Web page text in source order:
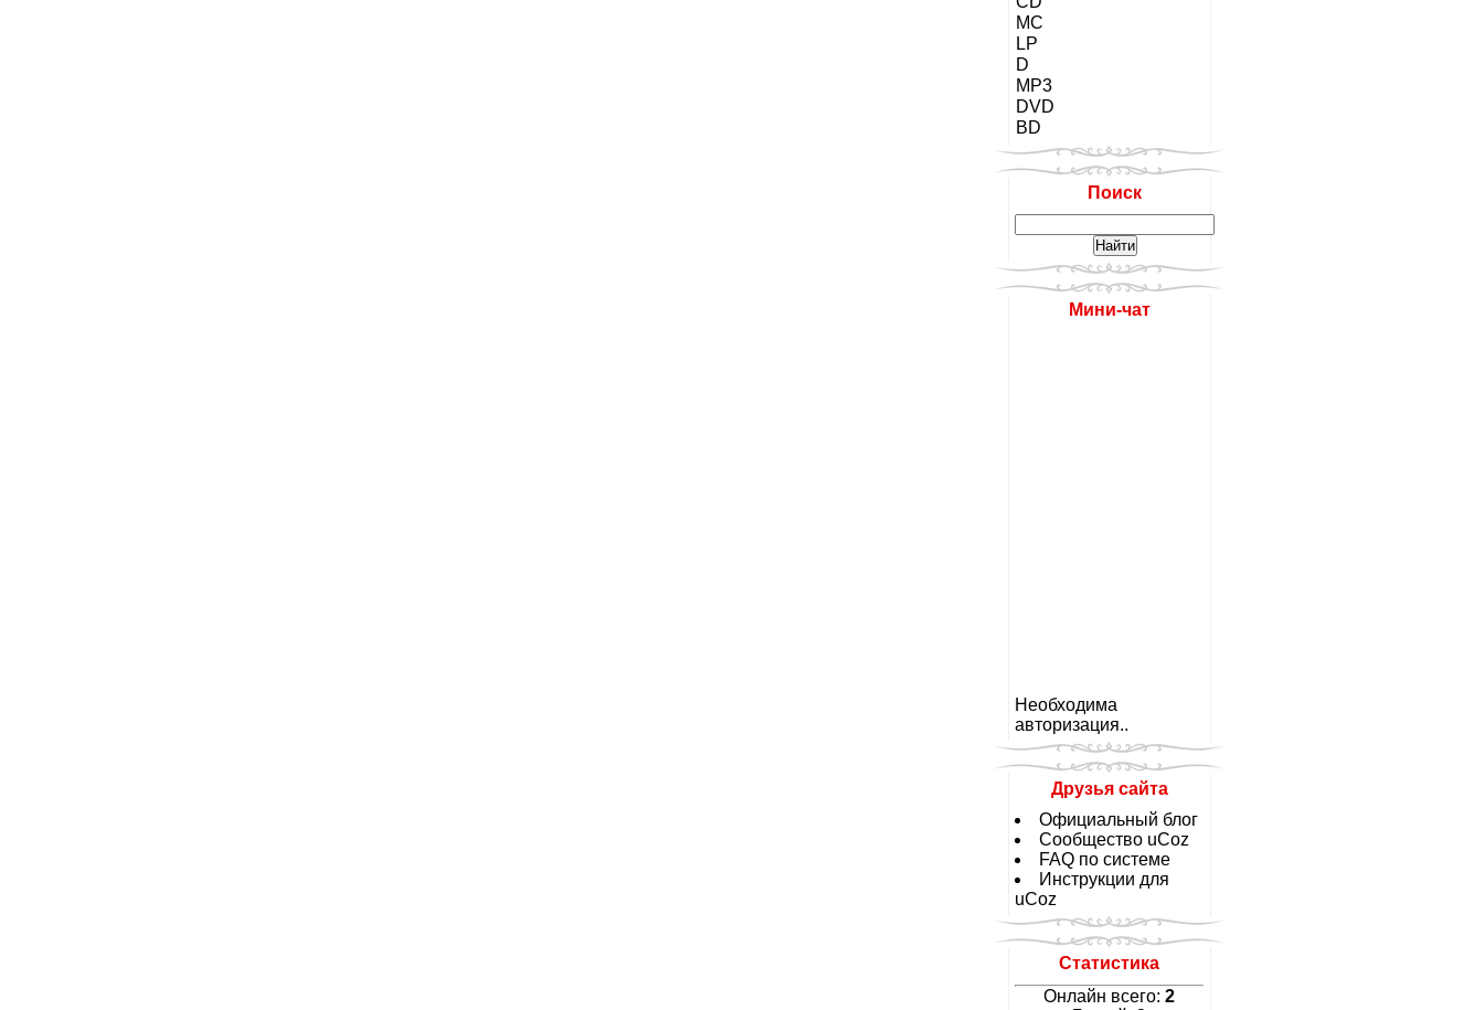
MC
LP
D
MP3
DVD
BD
Поиск
Мини-чат
Необходима
авторизация..
Друзья сайта
Официальный блог
Сообщество uCoz
FAQ по системе
Инструкции для
uCoz
Статистика
Онлайн всего: 2